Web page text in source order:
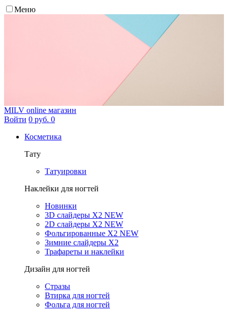
Меню
MILV online магазин
Войти 0 руб. 0
Косметика
Тату
Татуировки
Наклейки для ногтей
Новинки
3D слайдеры X2 NEW
2D слайдеры X2 NEW
Фольгированные X2 NEW
Зимние слайдеры Х2
Трафареты и наклейки
Дизайн для ногтей
Стразы
Втирка для ногтей
Фольга для ногтей